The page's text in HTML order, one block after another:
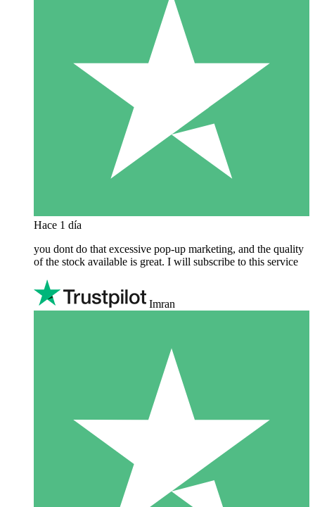
Hace 1 día
you dont do that excessive pop-up marketing, and the quality
of the stock available is great. I will subscribe to this service
Imran